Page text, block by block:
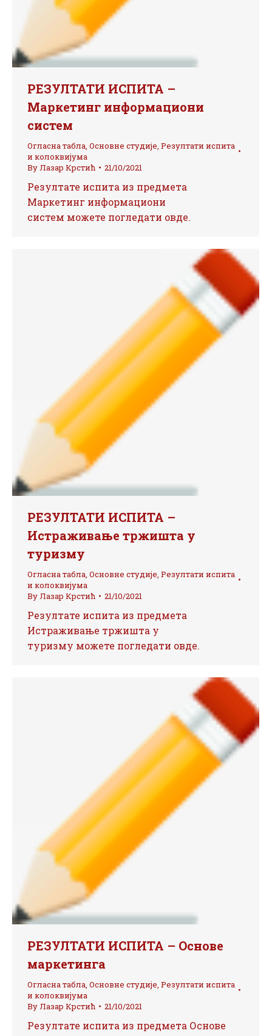
РЕЗУЛТАТИ ИСПИТА –
Маркетинг информациони
систем
Огласна табла, Основне студије, Резултати испита
и колоквијума
ByЛазар Крстић 21/10/2021
Резултате испита из предмета
Маркетинг информациони
систем можете погледати овде.
РЕЗУЛТАТИ ИСПИТА –
Истраживање тржишта у
туризму
Огласна табла, Основне студије, Резултати испита
и колоквијума
ByЛазар Крстић 21/10/2021
Резултате испита из предмета
Истраживање тржишта у
туризму можете погледати овде.
РЕЗУЛТАТИ ИСПИТА – Основе
маркетинга
Огласна табла, Основне студије, Резултати испита
и колоквијума
ByЛазар Крстић 21/10/2021
Резултате испита из предмета Основе